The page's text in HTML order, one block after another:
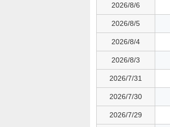
2026/8/6
2026/8/5
2026/8/4
2026/8/3
2026/7/31
2026/7/30
2026/7/29